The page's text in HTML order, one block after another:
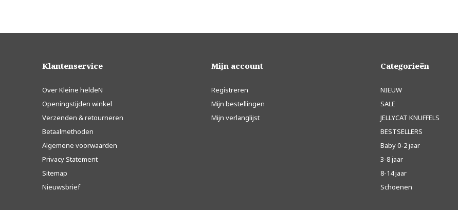
Klantenservice
Over Kleine heldeN
Openingstijden winkel
Verzenden & retourneren
Betaalmethoden
Algemene voorwaarden
Privacy Statement
Sitemap
Nieuwsbrief
Mijn account
Registreren
Mijn bestellingen
Mijn verlanglijst
Categorieën
NIEUW
SALE
JELLYCAT KNUFFELS
BESTSELLERS
Baby 0-2 jaar
3-8 jaar
8-14 jaar
Schoenen